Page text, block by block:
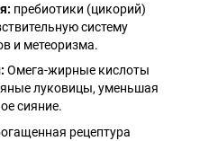
пребиотики (цикорий)
систему
и метеоризма.
Омега-жирные кислоты
луковицы, уменьшая
сияние.
рецептура